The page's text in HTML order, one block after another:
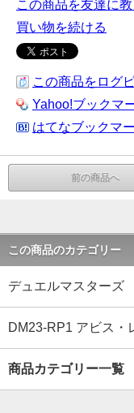
この商品を友達に教
買い物を続ける
この商品をログ
Yahoo!ブックマ
はてなブックマ
前の商品へ
この商品のカテゴリー
デュエルマスターズ
DM23-RP1 アビス・
商品カテゴリー一覧